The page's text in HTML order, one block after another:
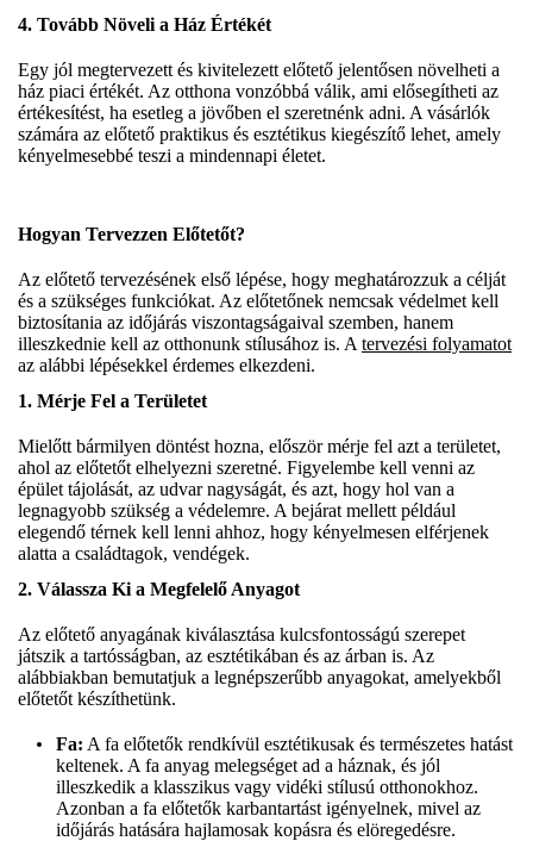
4. Tovább Növeli a Ház Értékét
Egy jól megtervezett és kivitelezett előtető jelentősen növelheti a
ház piaci értékét. Az otthona vonzóbbá válik, ami elősegítheti az
értékesítést, ha esetleg a jövőben el szeretnénk adni. A vásárlók
számára az előtető praktikus és esztétikus kiegészítő lehet, amely
kényelmesebbé teszi a mindennapi életet.
Hogyan Tervezzen Előtetőt?
Az előtető tervezésének első lépése, hogy meghatározzuk a célját
és a szükséges funkciókat. Az előtetőnek nemcsak védelmet kell
biztosítania az időjárás viszontagságaival szemben, hanem
illeszkednie kell az otthonunk stílusához is. A tervezési folyamatot
az alábbi lépésekkel érdemes elkezdeni.
1. Mérje Fel a Területet
Mielőtt bármilyen döntést hozna, először mérje fel azt a területet,
ahol az előtetőt elhelyezni szeretné. Figyelembe kell venni az
épület tájolását, az udvar nagyságát, és azt, hogy hol van a
legnagyobb szükség a védelemre. A bejárat mellett például
elegendő térnek kell lenni ahhoz, hogy kényelmesen elférjenek
alatta a családtagok, vendégek.
2. Válassza Ki a Megfelelő Anyagot
Az előtető anyagának kiválasztása kulcsfontosságú szerepet
játszik a tartósságban, az esztétikában és az árban is. Az
alábbiakban bemutatjuk a legnépszerűbb anyagokat, amelyekből
előtetőt készíthetünk.
Fa: A fa előtetők rendkívül esztétikusak és természetes hatást
keltenek. A fa anyag melegséget ad a háznak, és jól
illeszkedik a klasszikus vagy vidéki stílusú otthonokhoz.
Azonban a fa előtetők karbantartást igényelnek, mivel az
időjárás hatására hajlamosak kopásra és elöregedésre.